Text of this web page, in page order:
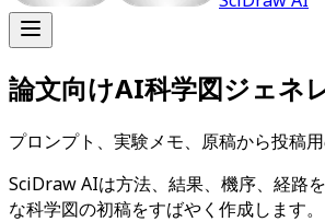
論文向けAI科学図ジェネ
プロンプト、実験メモ、原稿から投稿
SciDraw AIは方法、結果、機序、経路
な科学図の初稿をすばやく作成します。